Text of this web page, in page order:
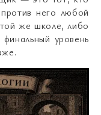
него любой
же школе, либо
уровень